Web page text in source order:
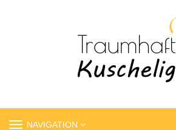
TOGGLE
NAVIGATION